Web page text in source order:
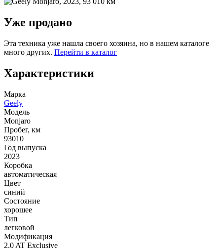
Уже продано
Эта техника уже нашла своего хозяина, но в нашем каталоге
много других. Перейти в каталог
Характеристики
Марка
Geely
Модель
Monjaro
Пробег, км
93010
Год выпуска
2023
Коробка
автоматическая
Цвет
синий
Состояние
хорошее
Тип
легковой
Модификация
2.0 AT Exclusive